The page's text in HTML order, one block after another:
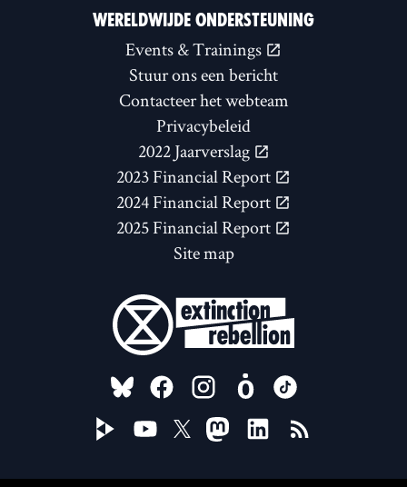
WERELDWIJDE ONDERSTEUNING
Events & Trainings
Stuur ons een bericht
Contacteer het webteam
Privacybeleid
2022 Jaarverslag
2023 Financial Report
2024 Financial Report
2025 Financial Report
Site map
FOLLOW US ON